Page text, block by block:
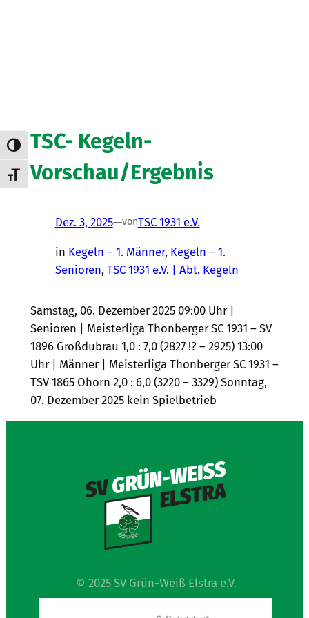
Umschalten auf hohe Kontraste
Schrift vergrößern
TSC- Kegeln-
Vorschau/Ergebnis
Dez. 3, 2025—vonTSC 1931 e.V.
in Kegeln – 1. Männer, Kegeln – 1.
Senioren, TSC 1931 e.V. | Abt. Kegeln
Samstag, 06. Dezember 2025 09:00 Uhr |
Senioren | Meisterliga Thonberger SC 1931 – SV
1896 Großdubrau 1,0 : 7,0 (2827 !? – 2925) 13:00
Uhr | Männer | Meisterliga Thonberger SC 1931 –
TSV 1865 Ohorn 2,0 : 6,0 (3220 – 3329) Sonntag,
07. Dezember 2025 kein Spielbetrieb
© 2025 SV Grün-Weiß Elstra e.V.